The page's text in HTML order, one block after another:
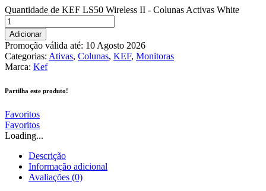
Quantidade de KEF LS50 Wireless II - Colunas Activas White
Adicionar
Promoção válida até: 10 Agosto 2026
Categorias: Ativas, Colunas, KEF, Monitoras
Marca: Kef
Partilha este produto!
Favoritos
Favoritos
Loading...
Descrição
Informação adicional
Avaliações (0)